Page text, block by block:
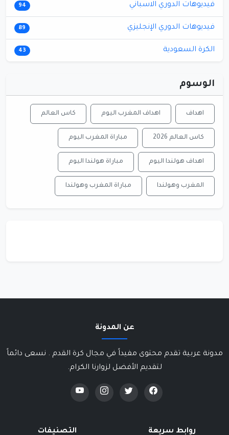
فيديوهات الدوري الاسباني 94
فيديوهات الدوري الإنجليزي 89
الكرة السعودية 43
الوسوم
اهداف اهداف المغرب اليوم كاس العالم
كاس العالم 2026 مباراة المغرب اليوم
اهداف هولندا اليوم مباراة هولندا اليوم
المغرب وهولندا مباراة المغرب وهولندا
عن المدونة
مدونة عربية تقدم محتوى مفيداً في مجال كرة القدم . نسعى دائماً
لتقديم الأفضل لزوارنا الكرام.
روابط سريعة التصنيفات